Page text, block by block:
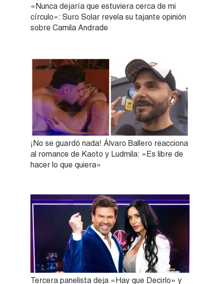
«Nunca dejaría que estuviera cerca de mi
círculo»: Suro Solar revela su tajante opinión
sobre Camila Andrade
¡No se guardó nada! Álvaro Ballero reacciona
al romance de Kaoto y Ludmila: «Es libre de
hacer lo que quiera»
Tercera panelista deja «Hay que Decirlo» y